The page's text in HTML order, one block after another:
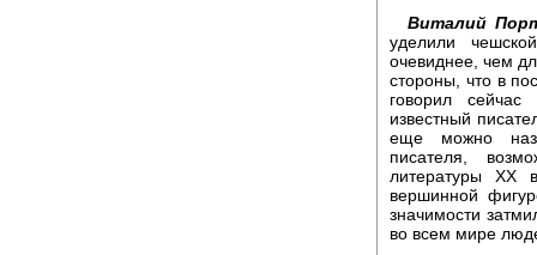
Виталий
уделили
очевиднее, чем
стороны, что в
говорил
известный
еще можно
писателя,
литературы ХХ
вершинной
значимости
во всем мире